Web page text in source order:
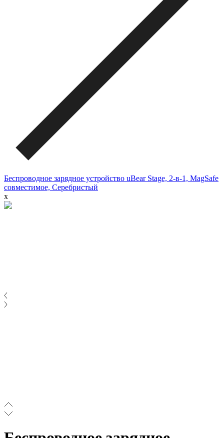
Беспроводное зарядное устройство uBear Stage, 2-в-1, MagSafe
совместимое, Серебристый
x